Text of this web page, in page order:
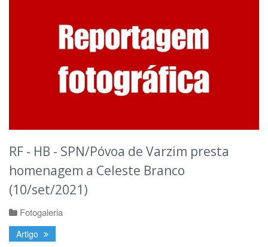
RF - HB - SPN/Póvoa de Varzim presta
homenagem a Celeste Branco
(10/set/2021)
Fotogaleria
Artigo